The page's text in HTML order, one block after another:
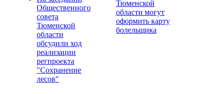
Общественного
совета
Тюменской
области
обсудили ход
реализации
регпроекта
"Сохранение
лесов"
Тюменской
области могут
оформить карту
болельщика